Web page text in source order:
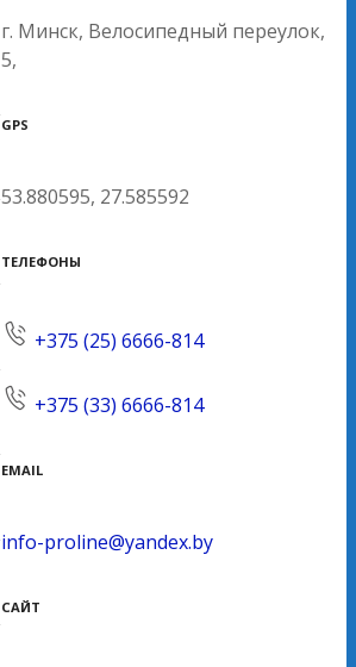
г. Минск, Велосипедный переулок,
5,
GPS
53.880595, 27.585592
ТЕЛЕФОНЫ
+375 (25) 6666-814
+375 (33) 6666-814
EMAIL
info-proline@yandex.by
САЙТ